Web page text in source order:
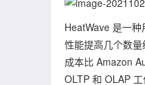
HeatWave 是一
性能提高几个数
成本比 Amazon
OLTP 和 OLAP